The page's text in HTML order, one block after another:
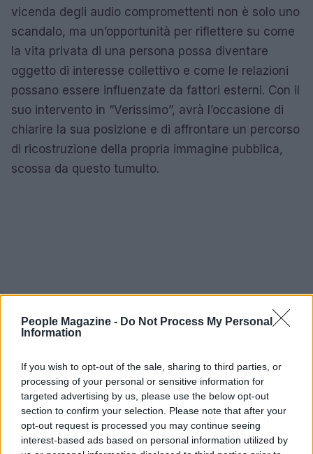
People Magazine - Do Not Process My Personal
Information
If you wish to opt-out of the sale, sharing to third parties, or
processing of your personal or sensitive information for
targeted advertising by us, please use the below opt-out
section to confirm your selection. Please note that after your
opt-out request is processed you may continue seeing
interest-based ads based on personal information utilized by
vicenda degli audio compromettenti non è solo uno
scandalo, ma un’opportunità per riflettere su come
la vita privata di una persona possa diventare
oggetto di interesse collettivo e come le relazioni
possano essere influenzate da fattori esterni. Con il
suo intervento in “Verissimo”, avrà l’occasione di
chiarire la sua posizione e di affrontare un percorso
di ricostruzione della propria immagine pubblica,
scossa da questo tumulto.